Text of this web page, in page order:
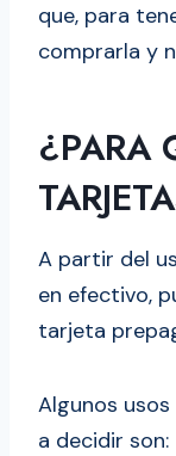
que, para
comprarla y
¿PARA
A partir del
en efectivo,
tarjeta
Algunos
a decidir son: